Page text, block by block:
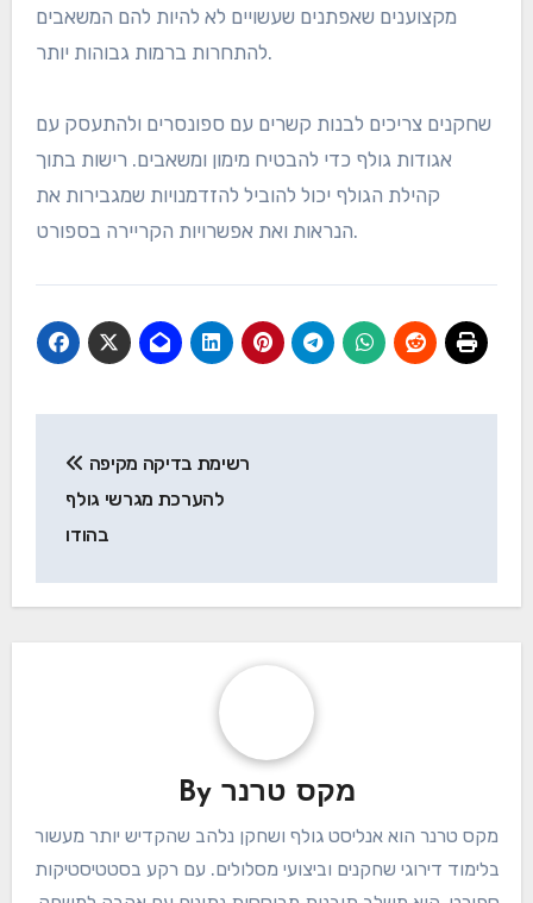
מקצוענים שאפתנים שעשויים לא להיות להם המשאבים
להתחרות ברמות גבוהות יותר.
שחקנים צריכים לבנות קשרים עם ספונסרים ולהתעסק עם
אגודות גולף כדי להבטיח מימון ומשאבים. רישות בתוך
קהילת הגולף יכול להוביל להזדמנויות שמגבירות את
הנראות ואת אפשרויות הקריירה בספורט.
navigation
להערכת מגרשי גולף
בהודו
By מקס טרנר
מקס טרנר הוא אנליסט גולף ושחקן נלהב שהקדיש יותר מעשור
בלימוד דירוגי שחקנים וביצועי מסלולים. עם רקע בסטטיסטיקות